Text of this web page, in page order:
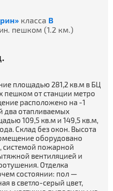
класса B
пешком (1.2 км.)
площадью 281,2 кв.м в БЦ
пешком от станции метро
расположено на -1
два отапливаемых
109,5 кв.м и 149,5 кв.м,
Склад без окон. Высота
оборудовано
пожарной
вентиляцией и
Отделка
состоянии: пол —
в светло-серый цвет,